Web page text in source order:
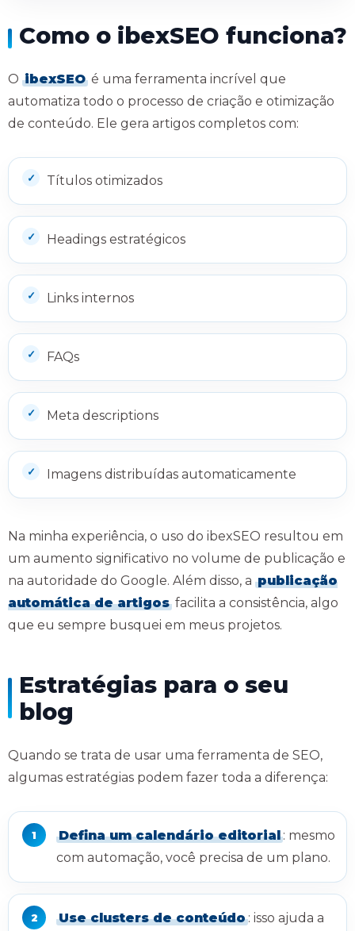
Como o ibexSEO funciona?
O ibexSEO é uma ferramenta incrível que
automatiza todo o processo de criação e otimização
de conteúdo. Ele gera artigos completos com:
Títulos otimizados
Headings estratégicos
Links internos
FAQs
Meta descriptions
Imagens distribuídas automaticamente
Na minha experiência, o uso do ibexSEO resultou em
um aumento significativo no volume de publicação e
na autoridade do Google. Além disso, a publicação
automática de artigos facilita a consistência, algo
que eu sempre busquei em meus projetos.
Estratégias para o seu
blog
Quando se trata de usar uma ferramenta de SEO,
algumas estratégias podem fazer toda a diferença:
Defina um calendário editorial : mesmo
com automação, você precisa de um plano.
Use clusters de conteúdo : isso ajuda a